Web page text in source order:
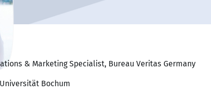
& Marketing Specialist, Bureau Veritas Germany
Bochum